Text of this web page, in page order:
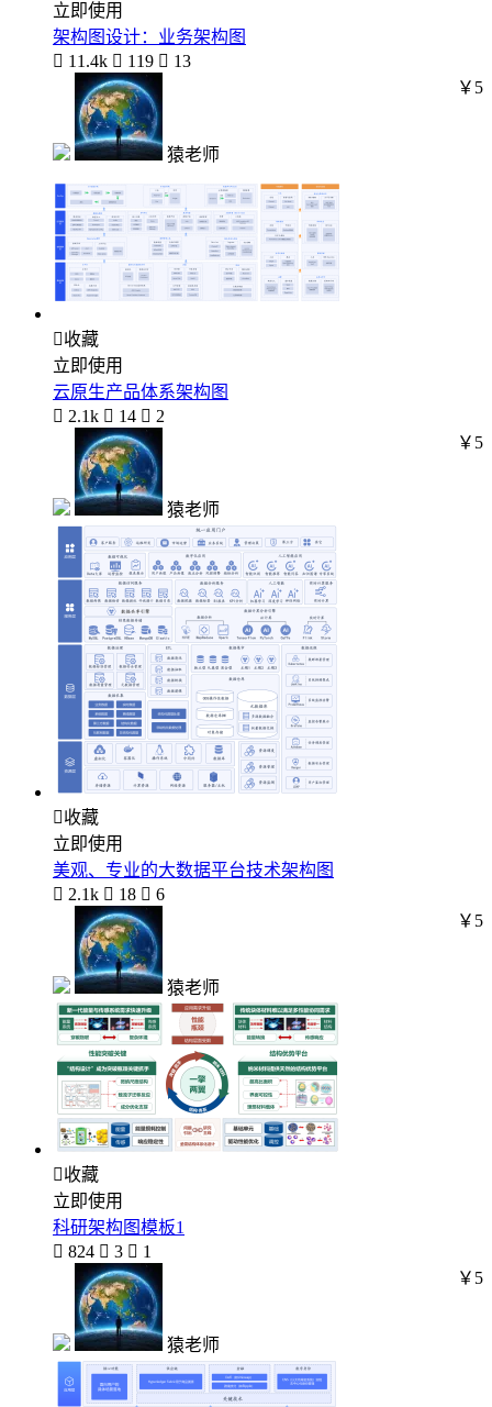
立即使用
架构图设计：业务架构图
 11.4k  119  13
猿老师
￥5
收藏
立即使用
云原生产品体系架构图
 2.1k  14  2
猿老师
￥5
收藏
立即使用
美观、专业的大数据平台技术架构图
 2.1k  18  6
猿老师
￥5
收藏
立即使用
科研架构图模板1
 824  3  1
猿老师
￥5